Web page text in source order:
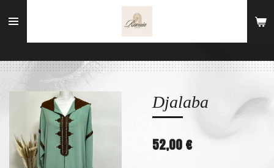
au
Djalaba
52,00 €